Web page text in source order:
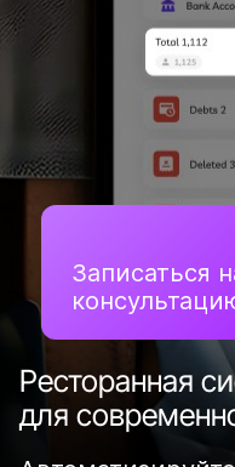
Ресторанная
для
Записаться